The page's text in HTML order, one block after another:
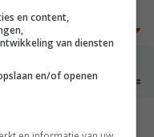
€ 48,00~ € 52,00
en content,
van diensten
en/of openen